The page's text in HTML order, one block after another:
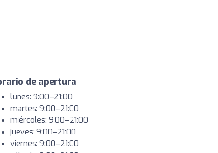
de apertura
lunes: 9:00–21:00
martes: 9:00–21:00
miércoles: 9:00–21:00
jueves: 9:00–21:00
viernes: 9:00–21:00